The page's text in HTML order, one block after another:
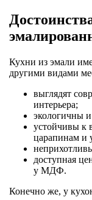
Кухни из эмали
другими видами
выглядят
интерьера;
экологичны и
устойчивы к
царапинам и
доступная
у МДФ.
Конечно же, у